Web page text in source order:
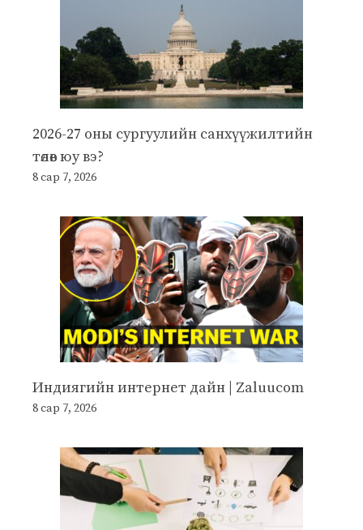
2026-27 оны сургуулийн санхүүжилтийн
төлөв юу вэ?
8 сар 7, 2026
Индиягийн интернет дайн | Zaluucom
8 сар 7, 2026